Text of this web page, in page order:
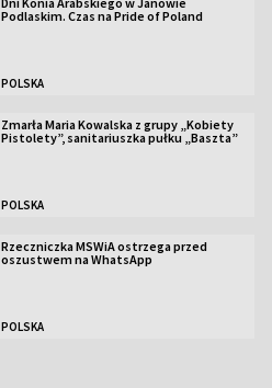
Podlaskim. Czas na Pride of Poland
POLSKA
Zmarła Maria Kowalska z grupy „Kobiety
Pistolety”, sanitariuszka pułku „Baszta”
POLSKA
Rzeczniczka MSWiA ostrzega przed
oszustwem na WhatsApp
POLSKA